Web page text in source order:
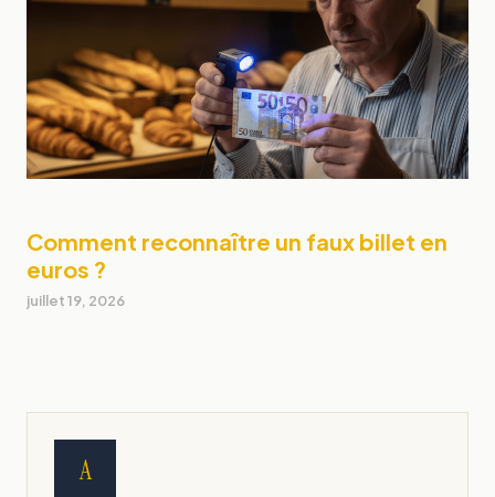
Comment reconnaître un faux billet en
euros ?
juillet 19, 2026
A